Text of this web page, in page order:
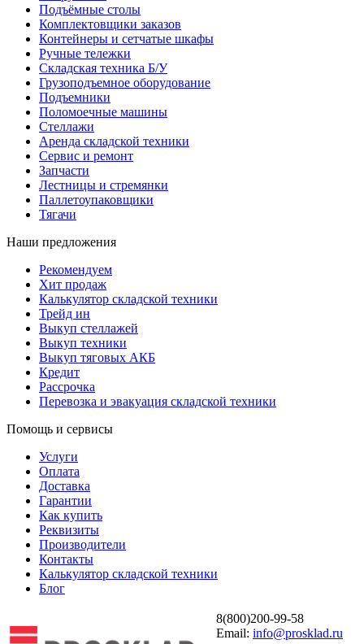
Подъёмные столы
Комплектовщики заказов
Контейнеры и сетчатые шкафы
Ручные тележки
Складская техника Б/У
Грузоподъемное оборудование
Подъемники
Поломоечные машины
Стеллажи
Аренда складской техники
Сервис и ремонт
Запчасти
Лестницы и стремянки
Паллетоупаковщики
Тягачи
Наши предложения
Рекомендуем
Хит продаж
Калькулятор складской техники
Трейд ин
Выкуп стеллажей
Выкуп техники
Выкуп тяговых АКБ
Кредит
Рассрочка
Перевозка и эвакуация складской техники
Помощь и сервисы
Услуги
Оплата
Доставка
Гарантии
Как купить
Реквизиты
Производители
Контакты
Калькулятор складской техники
Блог
8(800)200-99-58
Email: info@prosklad.ru